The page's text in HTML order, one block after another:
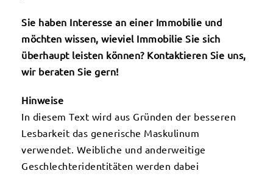
Sie haben Interesse an einer Immobilie und
möchten wissen, wieviel Immobilie Sie sich
überhaupt leisten können? Kontaktieren Sie uns,
wir beraten Sie gern!
Hinweise
In diesem Text wird aus Gründen der besseren
Lesbarkeit das generische Maskulinum
verwendet. Weibliche und anderweitige
Geschlechteridentitäten werden dabei